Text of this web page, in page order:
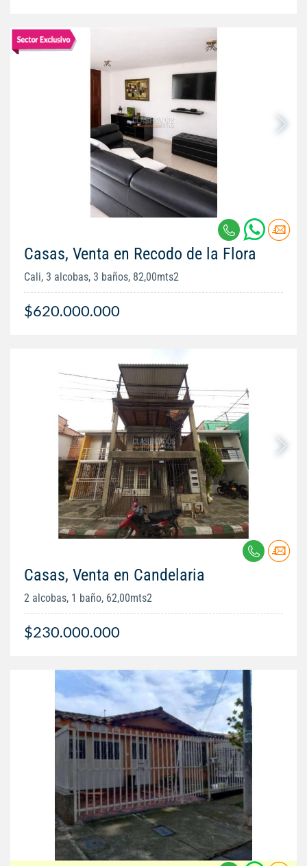
Casas, Venta en Recodo de la Flora
Cali, 3 alcobas, 3 baños, 82,00mts2
$620.000.000
Casas, Venta en Candelaria
2 alcobas, 1 baño, 62,00mts2
$230.000.000